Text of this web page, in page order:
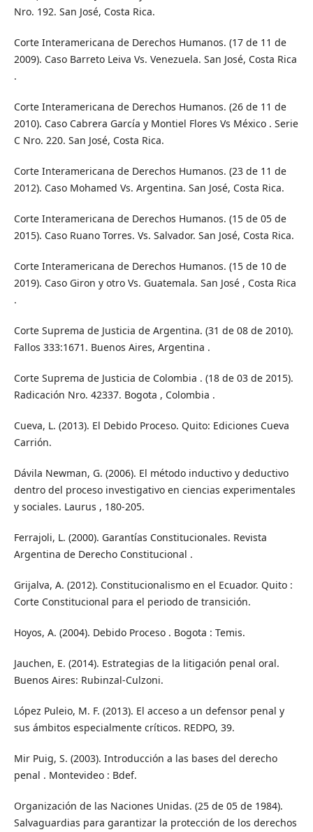
Nro. 192. San José, Costa Rica.
Corte Interamericana de Derechos Humanos. (17 de 11 de
2009). Caso Barreto Leiva Vs. Venezuela. San José, Costa Rica
.
Corte Interamericana de Derechos Humanos. (26 de 11 de
2010). Caso Cabrera García y Montiel Flores Vs México . Serie
C Nro. 220. San José, Costa Rica.
Corte Interamericana de Derechos Humanos. (23 de 11 de
2012). Caso Mohamed Vs. Argentina. San José, Costa Rica.
Corte Interamericana de Derechos Humanos. (15 de 05 de
2015). Caso Ruano Torres. Vs. Salvador. San José, Costa Rica.
Corte Interamericana de Derechos Humanos. (15 de 10 de
2019). Caso Giron y otro Vs. Guatemala. San José , Costa Rica
.
Corte Suprema de Justicia de Argentina. (31 de 08 de 2010).
Fallos 333:1671. Buenos Aires, Argentina .
Corte Suprema de Justicia de Colombia . (18 de 03 de 2015).
Radicación Nro. 42337. Bogota , Colombia .
Cueva, L. (2013). El Debido Proceso. Quito: Ediciones Cueva
Carrión.
Dávila Newman, G. (2006). El método inductivo y deductivo
dentro del proceso investigativo en ciencias experimentales
y sociales. Laurus , 180-205.
Ferrajoli, L. (2000). Garantías Constitucionales. Revista
Argentina de Derecho Constitucional .
Grijalva, A. (2012). Constitucionalismo en el Ecuador. Quito :
Corte Constitucional para el periodo de transición.
Hoyos, A. (2004). Debido Proceso . Bogota : Temis.
Jauchen, E. (2014). Estrategias de la litigación penal oral.
Buenos Aires: Rubinzal-Culzoni.
López Puleio, M. F. (2013). El acceso a un defensor penal y
sus ámbitos especialmente críticos. REDPO, 39.
Mir Puig, S. (2003). Introducción a las bases del derecho
penal . Montevideo : Bdef.
Organización de las Naciones Unidas. (25 de 05 de 1984).
Salvaguardias para garantizar la protección de los derechos